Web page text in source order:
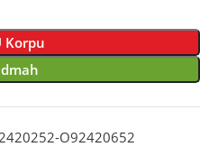
Korpu
O92420652